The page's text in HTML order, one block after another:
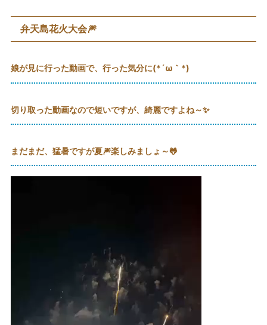
弁天島花火大会🎆
娘が見に行った動画で、行った気分に(*´ω｀*)
切り取った動画なので短いですが、綺麗ですよね～✨
まだまだ、猛暑ですが夏🎆楽しみましょ～🐸